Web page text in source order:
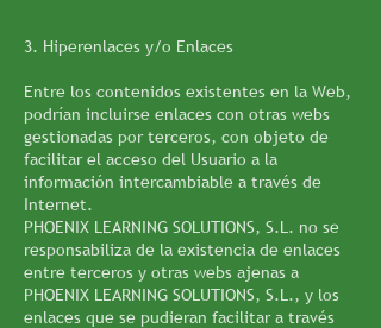
3. Hiperenlaces y/o Enlaces
Entre los contenidos existentes en la Web,
podrían incluirse enlaces con otras webs
gestionadas por terceros, con objeto de
facilitar el acceso del Usuario a la
información intercambiable a través de
Internet.
PHOENIX LEARNING SOLUTIONS, S.L. no se
responsabiliza de la existencia de enlaces
entre terceros y otras webs ajenas a
PHOENIX LEARNING SOLUTIONS, S.L., y los
enlaces que se pudieran facilitar a través